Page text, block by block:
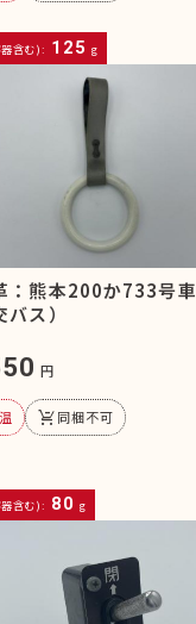
含む): 125 g
：熊本200か733号車
バス）
円
remove_shopping_cart同梱不可
含む): 80 g